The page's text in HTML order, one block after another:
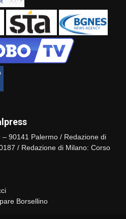
90141 Palermo / Redazione di
/ Redazione di Milano: Corso
Borsellino